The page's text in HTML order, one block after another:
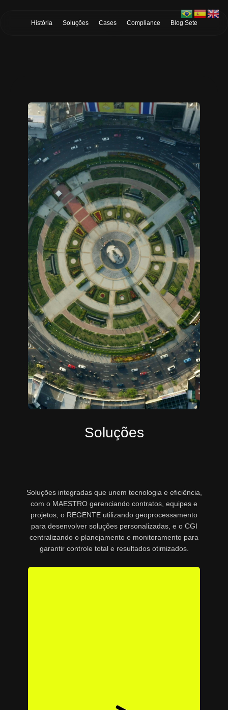
História Soluções Cases Compliance Blog Sete
Soluções
Soluções integradas que unem tecnologia e eficiência,
com o MAESTRO gerenciando contratos, equipes e
projetos, o REGENTE utilizando geoprocessamento
para desenvolver soluções personalizadas, e o CGI
centralizando o planejamento e monitoramento para
garantir controle total e resultados otimizados.